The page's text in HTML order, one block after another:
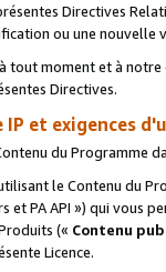
Directives
ou une nouvelle
tout moment et à
Directives.
IP et exigences
du Programme
le Contenu du
et PA API ») qui vous
(« Contenu
Licence.